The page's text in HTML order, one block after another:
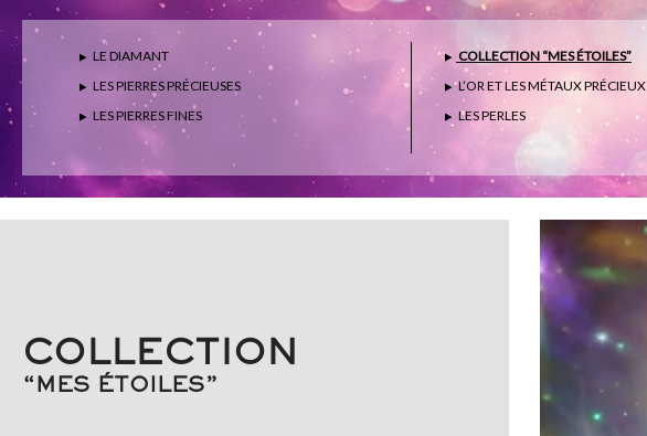
LE DIAMANT
LES PIERRES PRÉCIEUSES
LES PIERRES FINES
COLLECTION “MES ÉTOILES”
L’OR ET LES MÉTAUX PRÉCIEUX
LES PERLES
COLLECTION
“MES ÉTOILES”